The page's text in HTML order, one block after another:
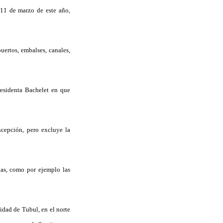
de marzo de este año,
embalses, canales,
Bachelet en que
pero excluye la
como por ejemplo las
de Tubul, en el norte